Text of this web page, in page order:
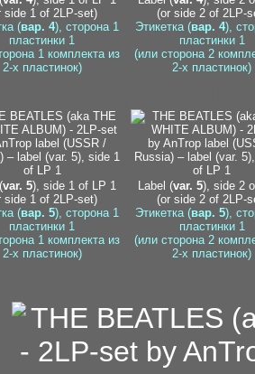
side 1 of 2LP-set)
(вар. 4), сторона 1
пластинки 1
1 комплекта из
2-х пластинок)
(or side 2 of 2LP-
Этикетка (вар. 4),
пластинки 1
(или сторона 2
2-х пластинок)
var. 5), side 1 of LP 1
side 1 of 2LP-set)
(вар. 5), сторона 1
пластинки 1
1 комплекта из
2-х пластинок)
Label (var. 5), side 2
(or side 2 of 2LP-
Этикетка (вар. 5),
пластинки 1
(или сторона 2
2-х пластинок)